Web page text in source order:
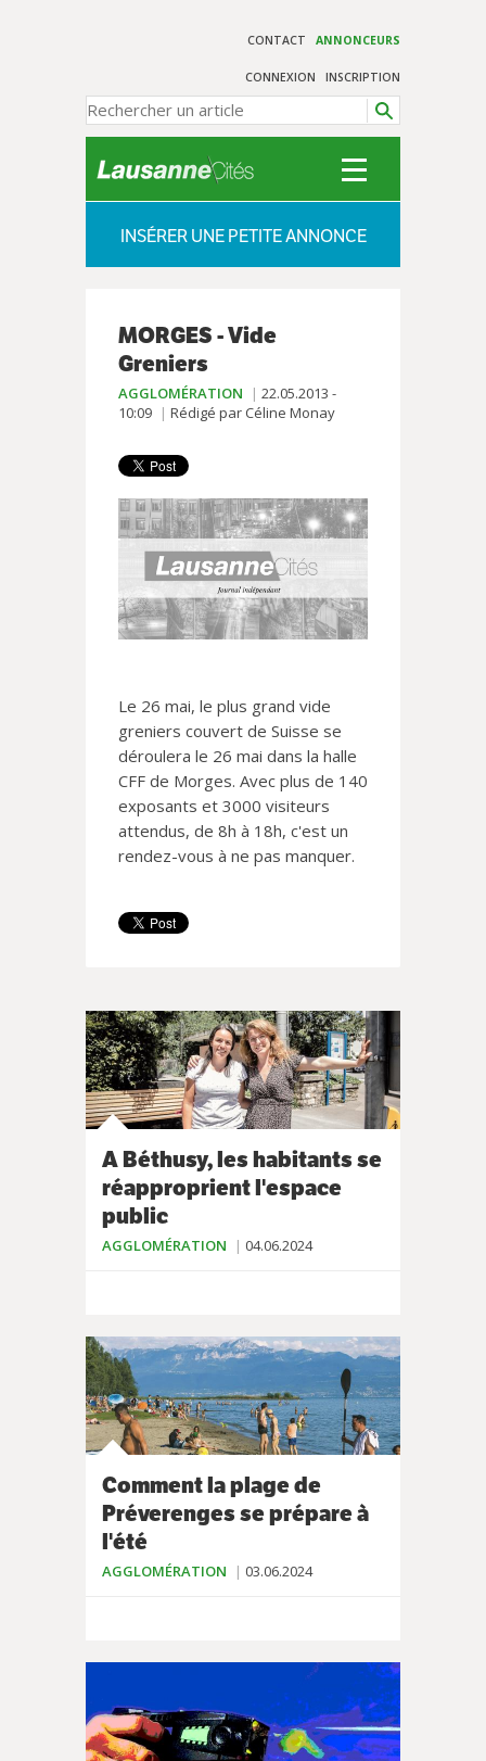
CONTACT ANNONCEURS
CONNEXION INSCRIPTION
INSÉRER UNE PETITE ANNONCE
MORGES - Vide
Greniers
AGGLOMÉRATION
22.05.2013 -
10:09
Rédigé par Céline Monay
Le 26 mai, le plus grand vide
greniers couvert de Suisse se
déroulera le 26 mai dans la halle
CFF de Morges. Avec plus de 140
exposants et 3000 visiteurs
attendus, de 8h à 18h, c'est un
rendez-vous à ne pas manquer.
A Béthusy, les habitants se
réapproprient l'espace
public
AGGLOMÉRATION 04.06.2024
Comment la plage de
Préverenges se prépare à
l'été
AGGLOMÉRATION 03.06.2024